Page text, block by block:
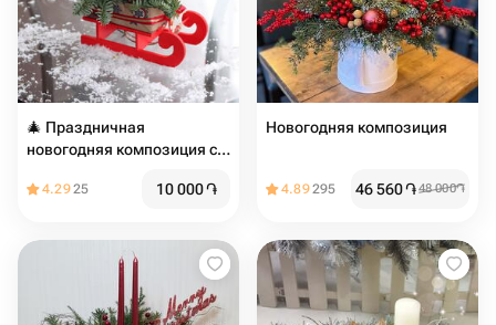
🎄 Праздничная
новогодняя композиция с
4.2925 10 000֏
Новогодняя композиция
4.89295 46 560֏48 000֏